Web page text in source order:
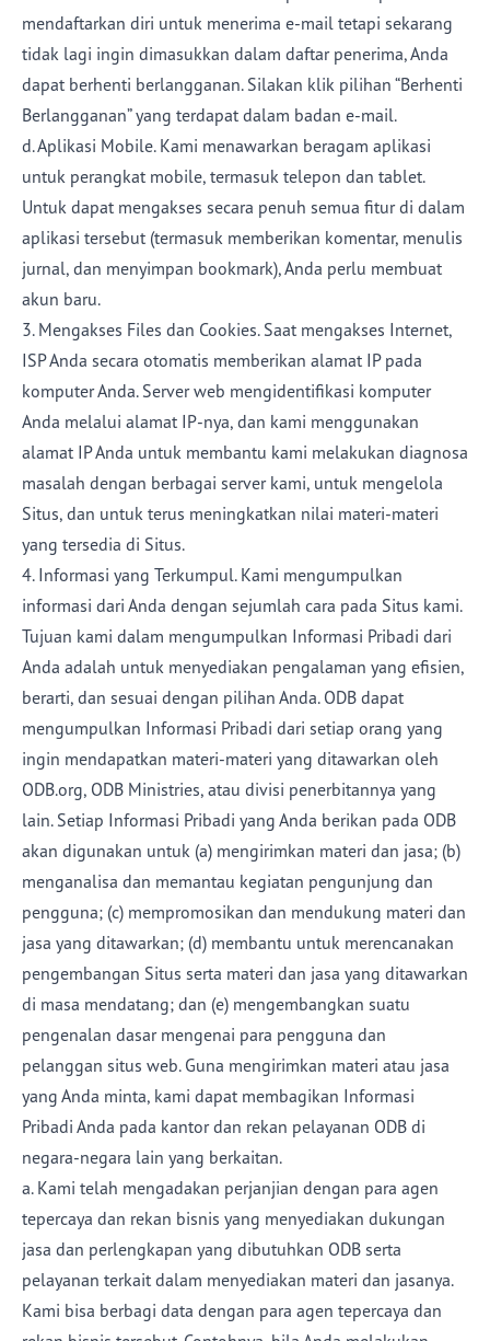
mendaftarkan diri untuk menerima e-mail tetapi sekarang
tidak lagi ingin dimasukkan dalam daftar penerima, Anda
dapat berhenti berlangganan. Silakan klik pilihan “Berhenti
Berlangganan” yang terdapat dalam badan e-mail.
d. Aplikasi Mobile. Kami menawarkan beragam aplikasi
untuk perangkat mobile, termasuk telepon dan tablet.
Untuk dapat mengakses secara penuh semua fitur di dalam
aplikasi tersebut (termasuk memberikan komentar, menulis
jurnal, dan menyimpan bookmark), Anda perlu membuat
akun baru.
3. Mengakses Files dan Cookies. Saat mengakses Internet,
ISP Anda secara otomatis memberikan alamat IP pada
komputer Anda. Server web mengidentifikasi komputer
Anda melalui alamat IP-nya, dan kami menggunakan
alamat IP Anda untuk membantu kami melakukan diagnosa
masalah dengan berbagai server kami, untuk mengelola
Situs, dan untuk terus meningkatkan nilai materi-materi
yang tersedia di Situs.
4. Informasi yang Terkumpul. Kami mengumpulkan
informasi dari Anda dengan sejumlah cara pada Situs kami.
Tujuan kami dalam mengumpulkan Informasi Pribadi dari
Anda adalah untuk menyediakan pengalaman yang efisien,
berarti, dan sesuai dengan pilihan Anda. ODB dapat
mengumpulkan Informasi Pribadi dari setiap orang yang
ingin mendapatkan materi-materi yang ditawarkan oleh
ODB.org, ODB Ministries, atau divisi penerbitannya yang
lain. Setiap Informasi Pribadi yang Anda berikan pada ODB
akan digunakan untuk (a) mengirimkan materi dan jasa; (b)
menganalisa dan memantau kegiatan pengunjung dan
pengguna; (c) mempromosikan dan mendukung materi dan
jasa yang ditawarkan; (d) membantu untuk merencanakan
pengembangan Situs serta materi dan jasa yang ditawarkan
di masa mendatang; dan (e) mengembangkan suatu
pengenalan dasar mengenai para pengguna dan
pelanggan situs web. Guna mengirimkan materi atau jasa
yang Anda minta, kami dapat membagikan Informasi
Pribadi Anda pada kantor dan rekan pelayanan ODB di
negara-negara lain yang berkaitan.
a. Kami telah mengadakan perjanjian dengan para agen
tepercaya dan rekan bisnis yang menyediakan dukungan
jasa dan perlengkapan yang dibutuhkan ODB serta
pelayanan terkait dalam menyediakan materi dan jasanya.
Kami bisa berbagi data dengan para agen tepercaya dan